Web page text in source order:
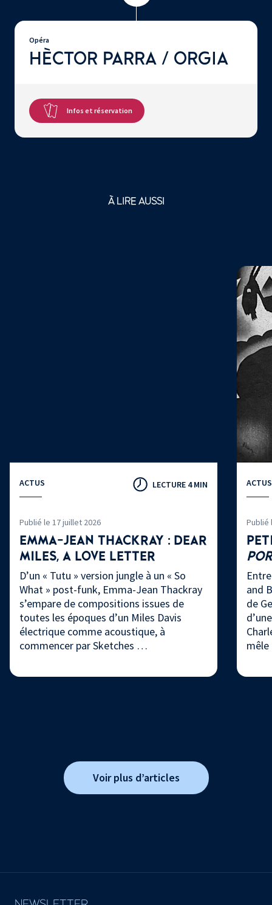
Opéra
HÈCTOR PARRA / ORGIA
Infos et réservation
À LIRE AUSSI
ACTUS LECTURE 4 MIN
Publié le 17 juillet 2026
EMMA-JEAN THACKRAY : DEAR
MILES, A LOVE LETTER
D’un « Tutu » version jungle à un « So
What » post-funk, Emma-Jean Thackray
s’empare de compositions issues de
toutes les époques d’un Miles Davis
électrique comme acoustique, à
commencer par Sketches …
ACTUS
Publié
and
de
Voir plus d’articles